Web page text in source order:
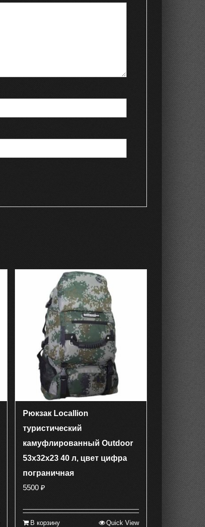
Рюкзак Locallion
туристический
камуфлированный Outdoor
53х32х23 40 л, цвет цифра
пограничная
5500 ₽
В корзину Quick View